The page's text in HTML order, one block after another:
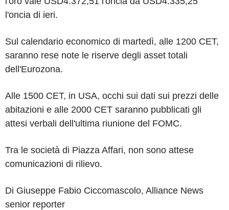
l'oncia di ieri.
Sul calendario economico di martedì, alle 1200 CET,
saranno rese note le riserve degli asset totali
dell'Eurozona.
Alle 1500 CET, in USA, occhi sui dati sui prezzi delle
abitazioni e alle 2000 CET saranno pubblicati gli
attesi verbali dell'ultima riunione del FOMC.
Tra le società di Piazza Affari, non sono attese
comunicazioni di rilievo.
Di Giuseppe Fabio Ciccomascolo, Alliance News
senior reporter